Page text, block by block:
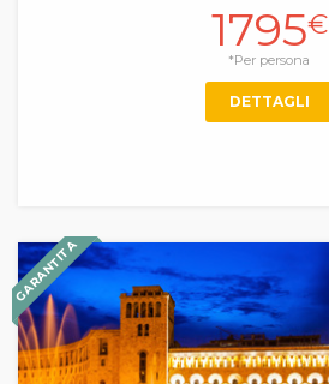
1795€
*Per persona
DETTAGLI
GARANTITA